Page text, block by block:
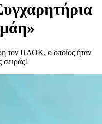
τον ΠΑΟΚ, ο οποίος ήταν
σειράς!